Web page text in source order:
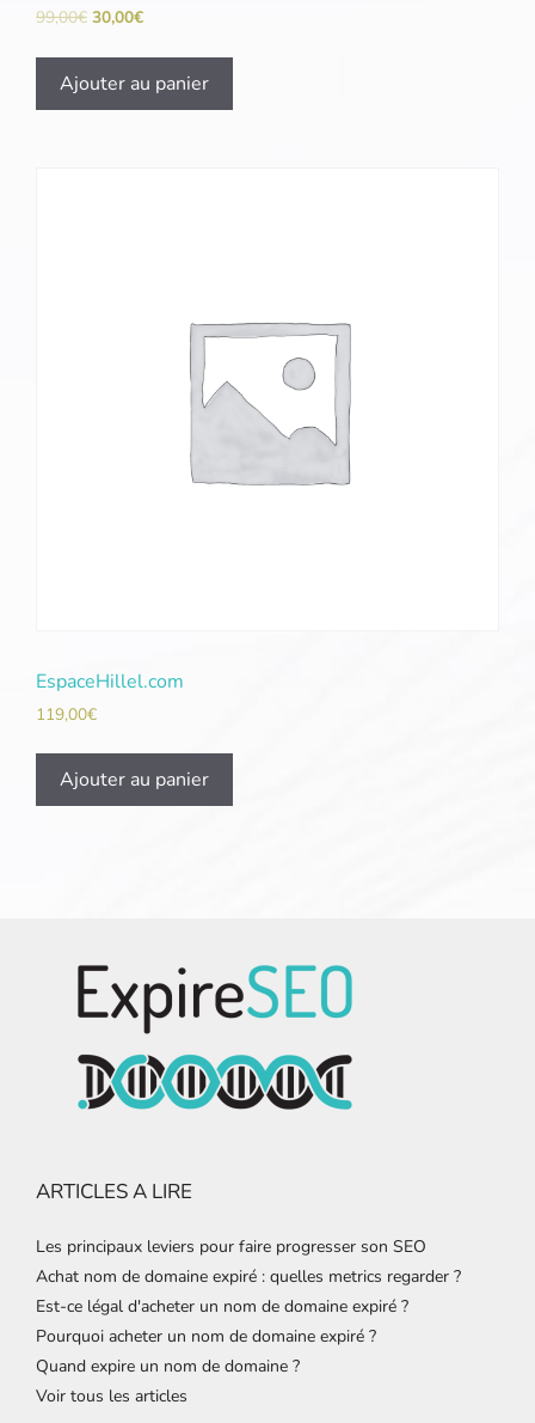
99,00€ 30,00€
Ajouter au panier
EspaceHillel.com
119,00€
Ajouter au panier
ARTICLES A LIRE
Les principaux leviers pour faire progresser son SEO
Achat nom de domaine expiré : quelles metrics regarder ?
Est-ce légal d'acheter un nom de domaine expiré ?
Pourquoi acheter un nom de domaine expiré ?
Quand expire un nom de domaine ?
Voir tous les articles